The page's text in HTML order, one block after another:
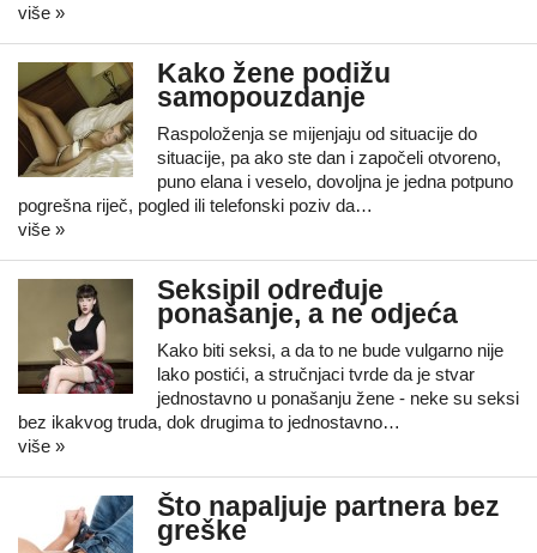
više »
Kako žene podižu
samopouzdanje
Raspoloženja se mijenjaju od situacije do
situacije, pa ako ste dan i započeli otvoreno,
puno elana i veselo, dovoljna je jedna potpuno
pogrešna riječ, pogled ili telefonski poziv da…
više »
Seksipil određuje
ponašanje, a ne odjeća
Kako biti seksi, a da to ne bude vulgarno nije
lako postići, a stručnjaci tvrde da je stvar
jednostavno u ponašanju žene - neke su seksi
bez ikakvog truda, dok drugima to jednostavno…
više »
Što napaljuje partnera bez
greške